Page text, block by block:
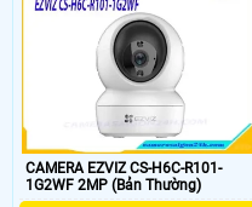
CAMERA EZVIZ CS-H6C-R101-
1G2WF 2MP (Bản Thường)